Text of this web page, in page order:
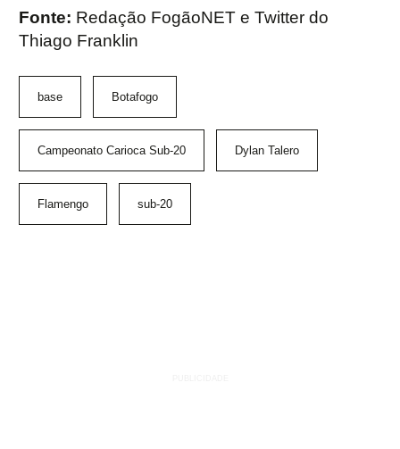
Fonte: Redação FogãoNET e Twitter do
Thiago Franklin
base Botafogo
Campeonato Carioca Sub-20 Dylan Talero
Flamengo sub-20